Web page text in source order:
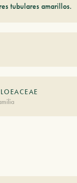
tubulares amarillos.